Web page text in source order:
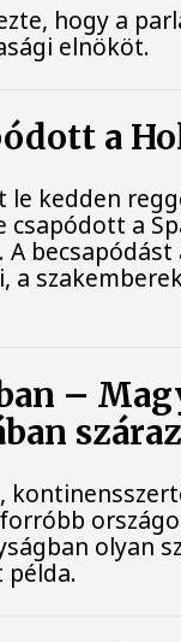
hogy a
elnököt.
a
le kedden
a
becsapódást
–
olyan
példa.